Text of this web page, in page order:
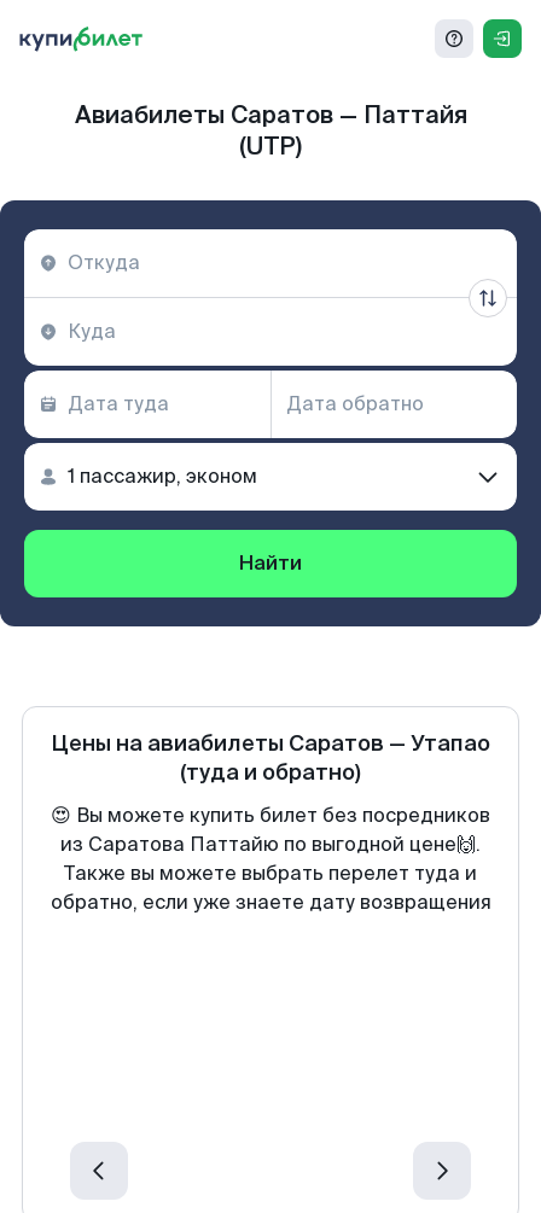
Авиабилеты Саратов — Паттайя
(UTP)
Найти
Цены на авиабилеты Саратов — Утапао
(туда и обратно)
😍 Вы можете купить билет без посредников
из Саратова Паттайю по выгодной цене🙌.
Также вы можете выбрать перелет туда и
обратно, если уже знаете дату возвращения